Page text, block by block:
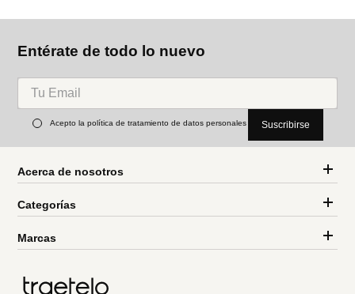
Entérate de todo lo nuevo
Acepto la política de tratamiento de datos personales Suscribirse
Acerca de nosotros
Categorías
Marcas